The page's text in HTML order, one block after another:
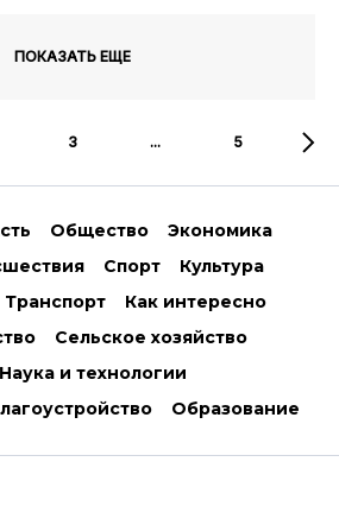
ПОКАЗАТЬ ЕЩЕ
3 ... 5
Общество
Экономика
Спорт
Культура
Транспорт
Как интересно
Сельское хозяйство
Наука и технологии
Образование